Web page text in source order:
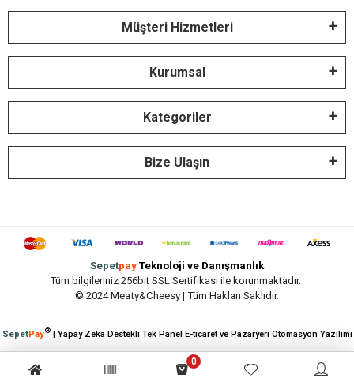
Müşteri Hizmetleri
Kurumsal
Kategoriler
Bize Ulaşın
Sepetpay Teknoloji ve Danışmanlık
Tüm bilgileriniz 256bit SSL Sertifikası ile korunmaktadır.
© 2024 Meaty&Cheesy | Tüm Hakları Saklıdır.
0
SepetPay®| Yapay Zeka Destekli Tek Panel E-ticaret ve Pazaryeri Otomasyon Yazılımı